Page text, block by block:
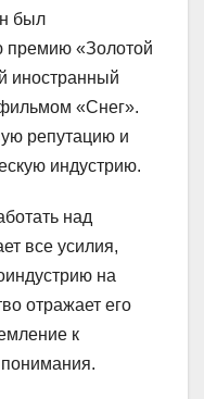
был
премию «Золотой
иностранный
«Снег».
репутацию и
индустрию.
над
все усилия,
на
отражает его
к